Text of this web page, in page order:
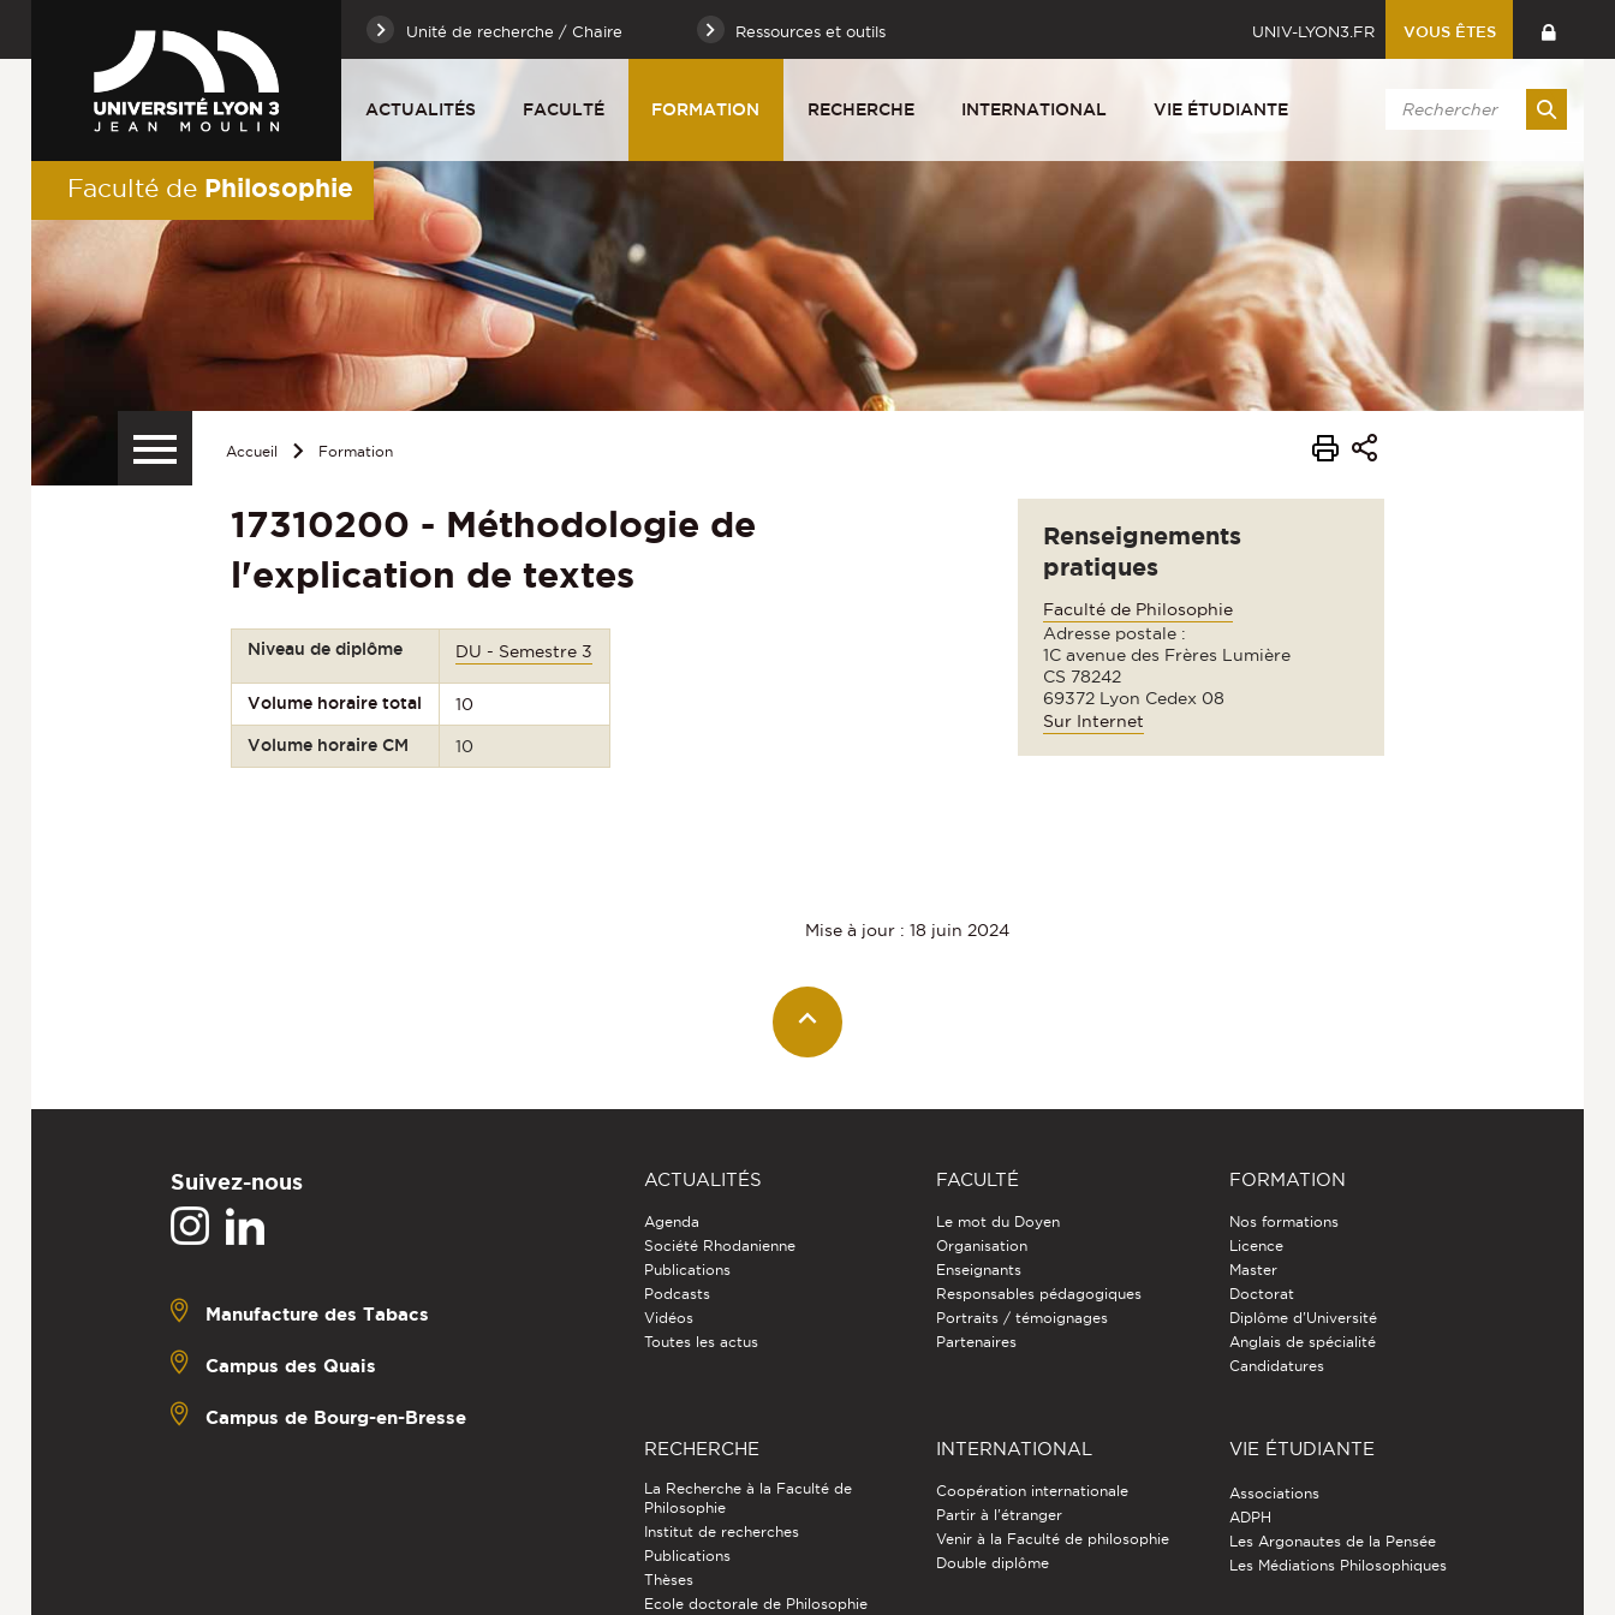
Unité de recherche / Chaire Ressources et outils UNIV-LYON3.FR VOUS ÊTES
ACTUALITÉS FACULTÉ FORMATION RECHERCHE INTERNATIONAL VIE ÉTUDIANTE
Faculté de Philosophie
Accueil Formation
17310200 - Méthodologie de
l'explication de textes
Niveau de diplôme DU - Semestre 3
Volume horaire total 10
Volume horaire CM 10
Renseignements
pratiques
Faculté de Philosophie
Adresse postale :
1C avenue des Frères Lumière
CS 78242
69372 Lyon Cedex 08
Sur Internet
Mise à jour : 18 juin 2024
Suivez-nous
Manufacture des Tabacs
Campus des Quais
Campus de Bourg-en-Bresse
ACTUALITÉS
Agenda
Société Rhodanienne
Publications
Podcasts
Vidéos
Toutes les actus
FACULTÉ
Le mot du Doyen
Organisation
Enseignants
Responsables pédagogiques
Portraits / témoignages
Partenaires
FORMATION
Nos formations
Licence
Master
Doctorat
Diplôme d'Université
Anglais de spécialité
Candidatures
RECHERCHE
La Recherche à la Faculté de
Philosophie
Institut de recherches
Publications
Thèses
Ecole doctorale de Philosophie
INTERNATIONAL
Coopération internationale
Partir à l'étranger
Venir à la Faculté de philosophie
Double diplôme
VIE ÉTUDIANTE
Associations
ADPH
Les Argonautes de la Pensée
Les Médiations Philosophiques